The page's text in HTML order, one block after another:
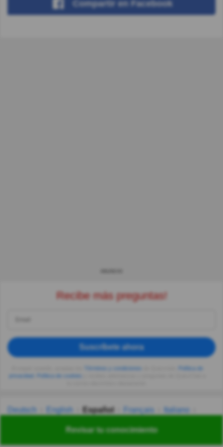
Revisar tu conocimiento
Compartir en Facebook
Recibe más preguntas!
Suscríbete ahora
privacidad
Deutsch English Español Français
Italiano
Українська हिन्दी 한국어 汉语